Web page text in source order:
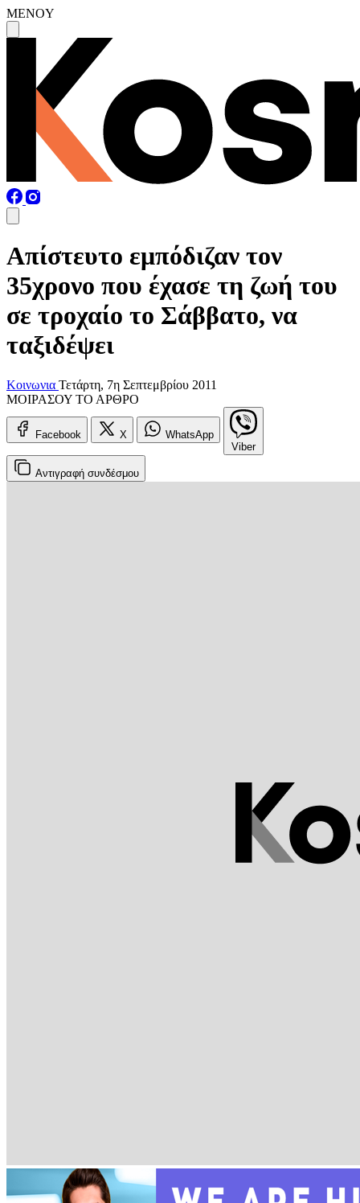
MENOY
Απίστευτο εμπόδιζαν τον
35χρονο που έχασε τη ζωή του
σε τροχαίο το Σάββατο, να
ταξιδέψει
Κοινωνια Τετάρτη, 7η Σεπτεμβρίου 2011
ΜΟΙΡΑΣΟΥ ΤΟ ΑΡΘΡΟ
Facebook X
WhatsApp
Viber
Αντιγραφή συνδέσμου